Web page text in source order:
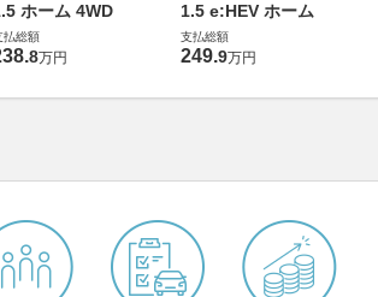
ホーム 4WD
払総額
.8万円
1.5 e:HEV ホーム
支払総額
249.9万円